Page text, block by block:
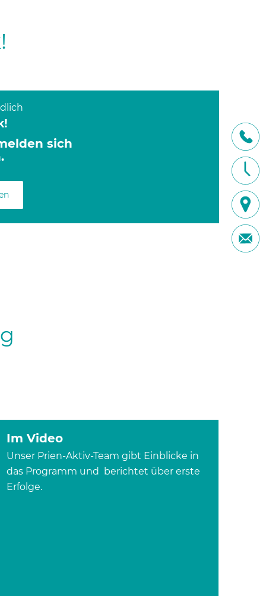
sich
Im Video
Unser Prien-Aktiv-Team gibt Einblicke in
das Programm und berichtet über erste
Erfolge.